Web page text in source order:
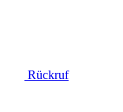
Rückruf